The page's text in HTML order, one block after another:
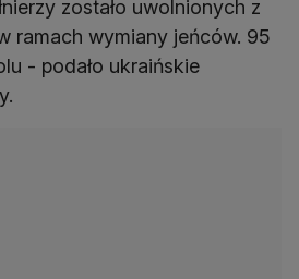
zostało uwolnionych z
ramach wymiany jeńców. 95
- podało ukraińskie